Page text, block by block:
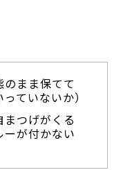
まま保てて
ていないか）
つげがくる
ーが付かない